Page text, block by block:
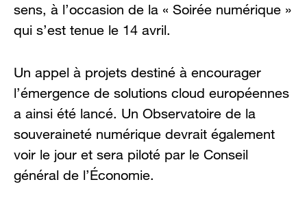
sens, à l’occasion de la « Soirée numérique »
qui s’est tenue le 14 avril.
Un appel à projets destiné à encourager
l’émergence de solutions cloud européennes
a ainsi été lancé. Un Observatoire de la
souveraineté numérique devrait également
voir le jour et sera piloté par le Conseil
général de l’Économie.